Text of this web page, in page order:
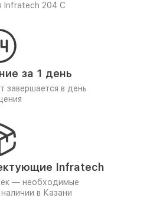
Infratech 204 С
за 1 день
завершается в день
Infratech
— необходимые
в Казани